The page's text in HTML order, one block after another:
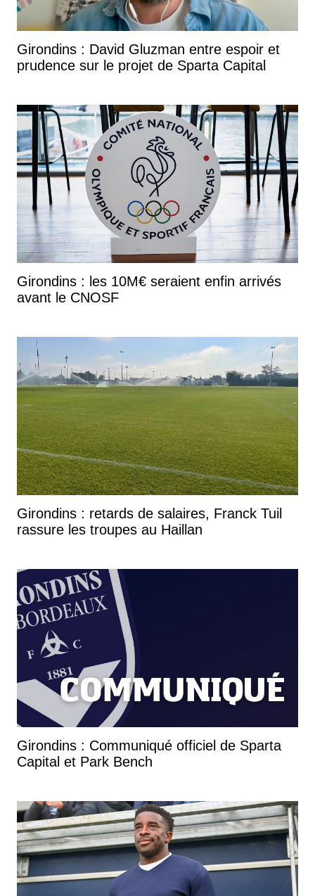
Girondins : David Gluzman entre espoir et
prudence sur le projet de Sparta Capital
Girondins : les 10M€ seraient enfin arrivés
avant le CNOSF
Girondins : retards de salaires, Franck Tuil
rassure les troupes au Haillan
Girondins : Communiqué officiel de Sparta
Capital et Park Bench